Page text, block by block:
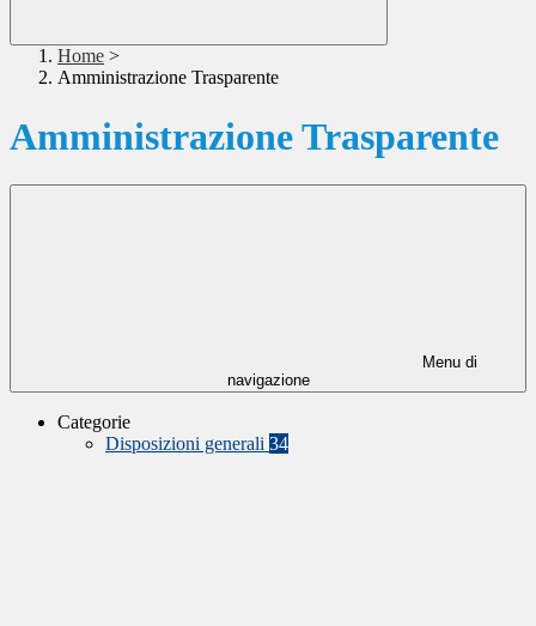
Home >
Amministrazione Trasparente
Amministrazione Trasparente
Menu di
navigazione
Categorie
Disposizioni generali 34